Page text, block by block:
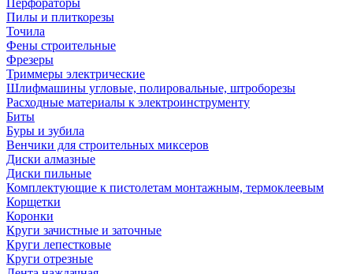
Перфораторы
Пилы и плиткорезы
Точила
Фены строительные
Фрезеры
Триммеры электрические
Шлифмашины угловые, полировальные, штроборезы
Расходные материалы к электроинструменту
Биты
Буры и зубила
Венчики для строительных миксеров
Диски алмазные
Диски пильные
Комплектующие к пистолетам монтажным, термоклеевым
Корщетки
Коронки
Круги зачистные и заточные
Круги лепестковые
Круги отрезные